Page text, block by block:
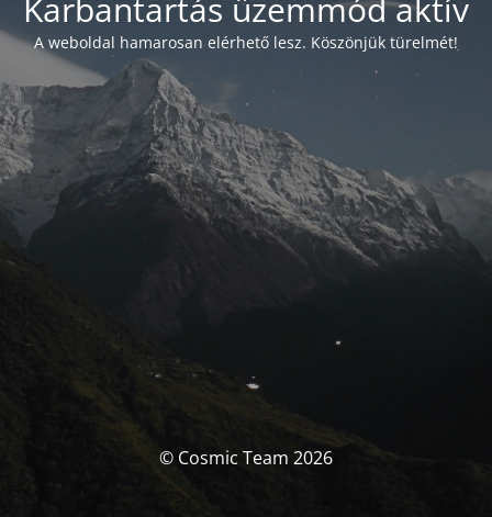
Karbantartás üzemmód aktív
A weboldal hamarosan elérhető lesz. Köszönjük türelmét!
© Cosmic Team 2026